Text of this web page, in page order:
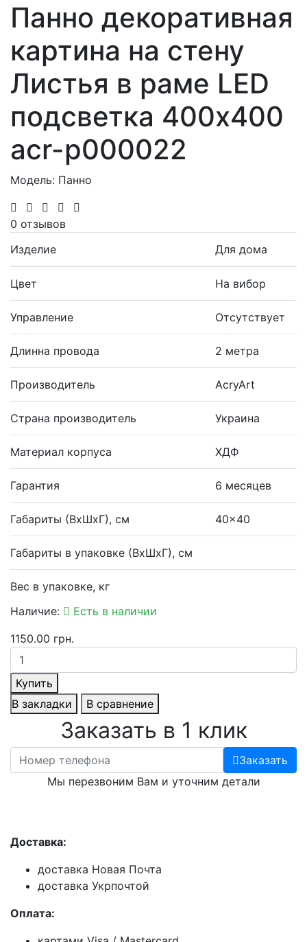
Панно декоративная
картина на стену
Листья в раме LED
подсветка 400х400
acr-p000022
Модель: Панно
0 отзывов
Изделие
Для дома
Цвет На вибор
Управление Отсутствует
Длинна провода 2 метра
Производитель AcryArt
Страна производитель Украина
Материал корпуса ХДФ
Гарантия 6 месяцев
Габариты (ВхШхГ), см 40x40
Габариты в упаковке (ВхШхГ), см
Вес в упаковке, кг
Наличие:
Есть в наличии
1150.00 грн.
Купить
В закладки
В сравнение
Заказать в 1 клик
Заказать
Мы перезвоним Вам и уточним детали
Доставка:
доставка Новая Почта
доставка Укрпочтой
Оплата: